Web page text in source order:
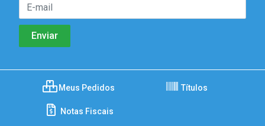
Meus Pedidos Títulos
Notas Fiscais